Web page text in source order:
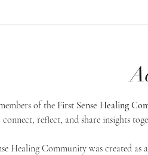
of the First Sense Healing
reflect, and share insights
Healing Community was created